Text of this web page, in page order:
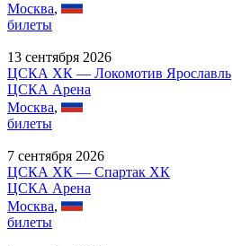
Москва,
билеты
13 сентября 2026
ЦСКА ХК — Локомотив Ярославль
ЦСКА Арена
Москва,
билеты
7 сентября 2026
ЦСКА ХК — Спартак ХК
ЦСКА Арена
Москва,
билеты